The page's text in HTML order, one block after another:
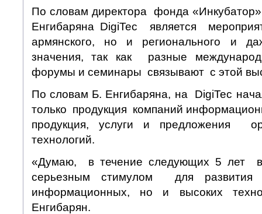
По словам директора фонда
Енгибаряна DigiTec является
армянского, но и регионального и
значения, так как разные
форумы и семинары связывают с этой
По словам Б. Енгибаряна, на DigiTec
только продукция компаний
продукция, услуги и предложения
технологий.
«Думаю, в течение следующих 5 лет
серьезным стимулом для
информационных, но и высоких
Енгибарян.